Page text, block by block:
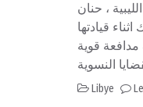
، حنان
10 نوفمبر 2020،وذلك اثناء قيادتها
قوية
Libye